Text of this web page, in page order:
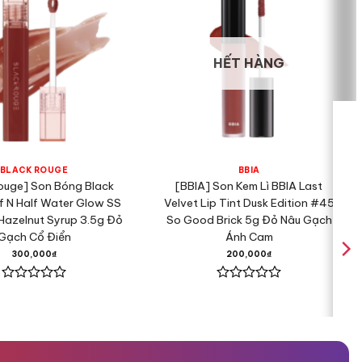
giúp thúc đẩy tái tạo, giảm kích ứng đồng thời che
trong suốt.
BLACK ROUGE
Son Bóng Black
N Half Water Glow SS
Syrup 3.5g Đỏ
Cổ Điển
300,000₫
5
HẾT HÀNG
BBIA
[BBIA] Son Kem Lì BBIA Last
Velvet Lip Tint Dusk Edition #45
So Good Brick 5g Đỏ Nâu Gạch
Ánh Cam
200,000₫
5